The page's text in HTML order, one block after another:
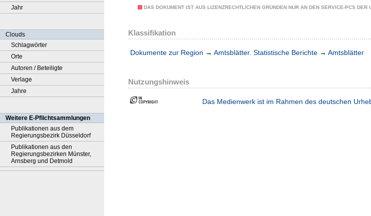
Jahr
Clouds
Schlagwörter
Orte
Autoren / Beteiligte
Verlage
Jahre
Weitere E-Pflichtsammlungen
Publikationen aus dem
Regierungsbezirk Düsseldorf
Publikationen aus den
Regierungsbezirken Münster,
Arnsberg und Detmold
DAS DOKUMENT IST AUS LIZENZRECHTLICHEN GRÜNDEN NUR AN DEN SERVICE-PCS DER
Klassifikation
Dokumente zur Region → Amtsblätter. Statistische Berichte → Amtsblätter
Nutzungshinweis
Das Medienwerk ist im Rahmen des deutschen